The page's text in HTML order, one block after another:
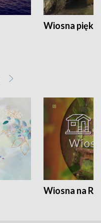
Wiosna
Wiosna na